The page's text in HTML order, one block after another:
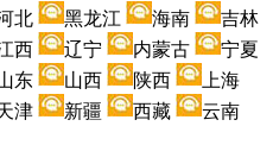
北 黑龙江 海南
吉林
西 辽宁 内蒙古
宁夏
东 山西 陕西
上海
津 新疆 西藏
云南